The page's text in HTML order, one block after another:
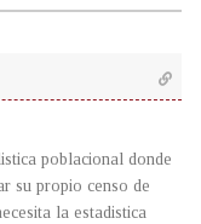
poblacional donde
su propio censo de
la estadistica